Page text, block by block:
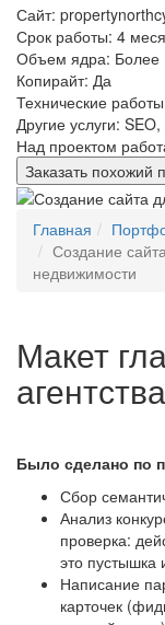
Сайт:
Срок работы: 4
Объем ядра: Более
Копирайт: Да
Технические
Другие услуги: SEO,
Над проектом
Заказать похожий
Главная
Создание
недвижимости
Макет
Было сделано по
Сбор
Анализ
проверка:
это
Написание
карточек